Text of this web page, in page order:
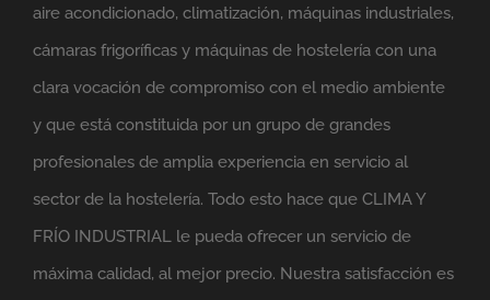
aire acondicionado, climatización, máquinas industriales,
cámaras frigoríficas y máquinas de hostelería con una
clara vocación de compromiso con el medio ambiente
y que está constituida por un grupo de grandes
profesionales de amplia experiencia en servicio al
sector de la hostelería. Todo esto hace que CLIMA Y
FRÍO INDUSTRIAL le pueda ofrecer un servicio de
máxima calidad, al mejor precio. Nuestra satisfacción es